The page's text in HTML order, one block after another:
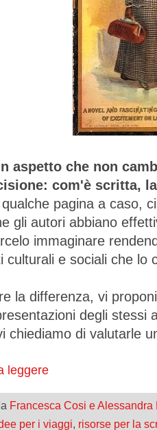
aspetto che non
com'è scritta,
pagina a caso,
gli autori abbiano
immaginare
culturali e sociali che lo
la differenza, vi
degli stessi
chiediamo di valutarle
leggere
Francesca Cosi e Alessandra
per i viaggi, risorse per la